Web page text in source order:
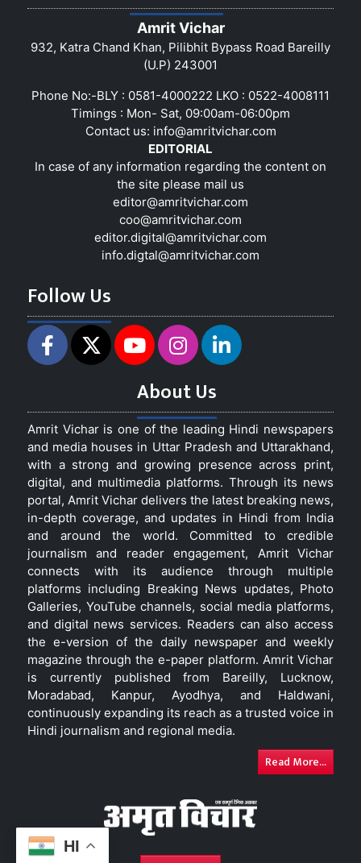
HI
Amrit Vichar
932, Katra Chand Khan, Pilibhit Bypass Road Bareilly
(U.P) 243001
Phone No:-BLY : 0581-4000222 LKO : 0522-4008111
Timings : Mon- Sat, 09:00am-06:00pm
Contact us: info@amritvichar.com
EDITORIAL
In case of any information regarding the content on
the site please mail us
editor@amritvichar.com
coo@amritvichar.com
editor.digital@amritvichar.com
info.digtal@amritvichar.com
Follow Us
About Us
Amrit Vichar is one of the leading Hindi newspapers
and media houses in Uttar Pradesh and Uttarakhand,
with a strong and growing presence across print,
digital, and multimedia platforms. Through its news
portal, Amrit Vichar delivers the latest breaking news,
in-depth coverage, and updates in Hindi from India
and around the world. Committed to credible
journalism and reader engagement, Amrit Vichar
connects with its audience through multiple
platforms including Breaking News updates, Photo
Galleries, YouTube channels, social media platforms,
and digital news services. Readers can also access
the e-version of the daily newspaper and weekly
magazine through the e-paper platform. Amrit Vichar
is currently published from Bareilly, Lucknow,
Moradabad, Kanpur, Ayodhya, and Haldwani,
continuously expanding its reach as a trusted voice in
Hindi journalism and regional media.
Read More...